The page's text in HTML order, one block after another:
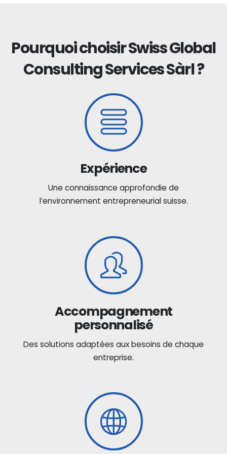
Pourquoi choisir Swiss Global
Consulting Services Sàrl ?
Expérience
Une connaissance approfondie de
l’environnement entrepreneurial suisse.
Accompagnement
personnalisé
Des solutions adaptées aux besoins de chaque
entreprise.